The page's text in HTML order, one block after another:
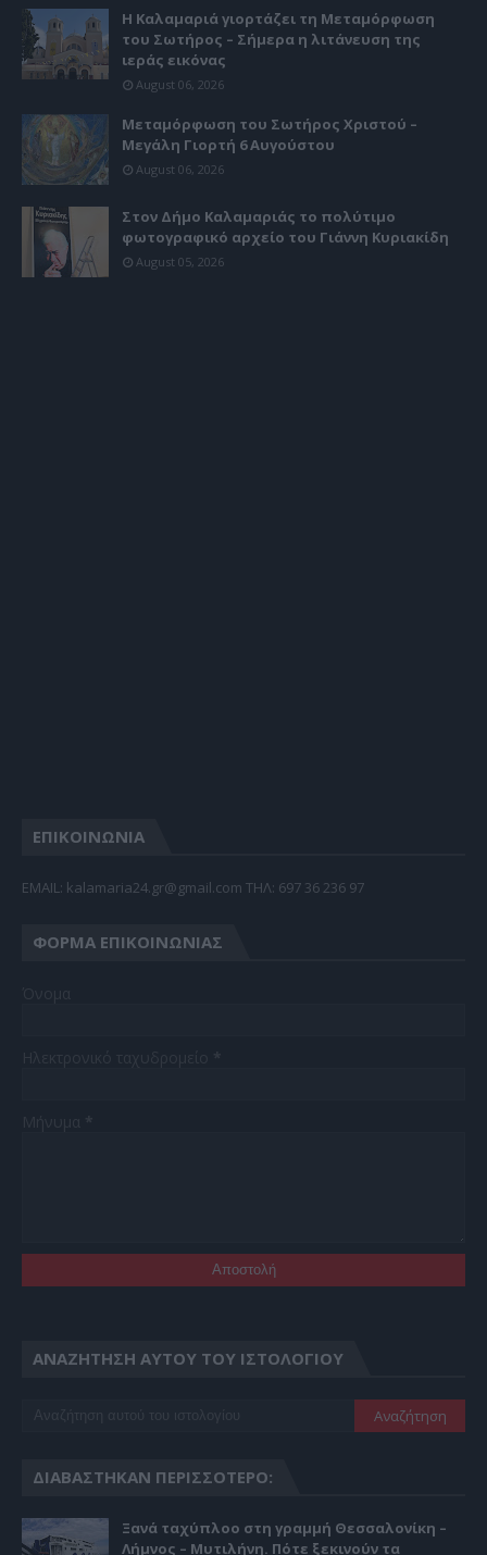
Η Καλαμαριά γιορτάζει τη Μεταμόρφωση
του Σωτήρος – Σήμερα η λιτάνευση της
ιεράς εικόνας
August 06, 2026
Μεταμόρφωση του Σωτήρος Χριστού –
Μεγάλη Γιορτή 6 Αυγούστου
August 06, 2026
Στον Δήμο Καλαμαριάς το πολύτιμο
φωτογραφικό αρχείο του Γιάννη Κυριακίδη
August 05, 2026
ΕΠΙΚΟΙΝΩΝΙΑ
EMAIL: kalamaria24.gr@gmail.com TΗΛ: 697 36 236 97
ΦΌΡΜΑ ΕΠΙΚΟΙΝΩΝΊΑΣ
ΑΝΑΖΉΤΗΣΗ ΑΥΤΟΎ ΤΟΥ ΙΣΤΟΛΟΓΊΟΥ
ΔΙΑΒΆΣΤΗΚΑΝ ΠΕΡΙΣΣΌΤΕΡΟ:
Ξανά ταχύπλοο στη γραμμή Θεσσαλονίκη –
Λήμνος – Μυτιλήνη. Πότε ξεκινούν τα